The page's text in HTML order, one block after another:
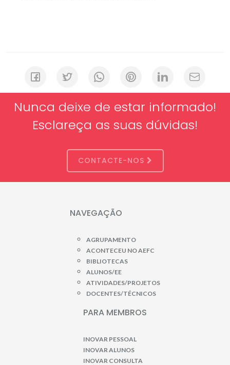
Nunca deixe de estar informado!
Esclareça as suas dúvidas!
CONTACTE-NOS
NAVEGAÇÃO
AGRUPAMENTO
ACONTECEU NO AEFC
BIBLIOTECAS
ALUNOS/EE
ATIVIDADES/PROJETOS
DOCENTES/TÉCNICOS
PARA MEMBROS
INOVAR PESSOAL
INOVAR ALUNOS
INOVAR CONSULTA